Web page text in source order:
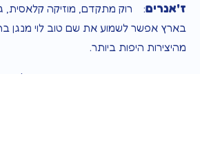
ז'אנרים: רוק מתקדם, מוזיקה קלאסית,
בארץ אפשר לשמוע את שם טוב לוי מנגן
מהיצירות היפות ביותר.
: איאן אנדרסון, ג'יימס